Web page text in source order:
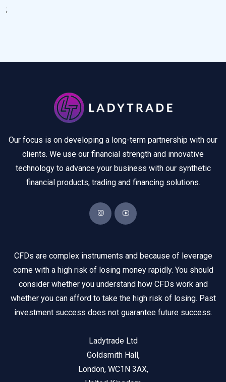
;
Our focus is on developing a long-term partnership with our
clients. We use our financial strength and innovative
technology to advance your business with our synthetic
financial products, trading and financing solutions.
CFDs are complex instruments and because of leverage
come with a high risk of losing money rapidly. You should
consider whether you understand how CFDs work and
whether you can afford to take the high risk of losing. Past
investment success does not guarantee future success.
Ladytrade Ltd
Goldsmith Hall,
London, WC1N 3AX,